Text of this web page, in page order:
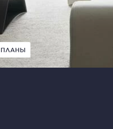
ПЛАНЫ